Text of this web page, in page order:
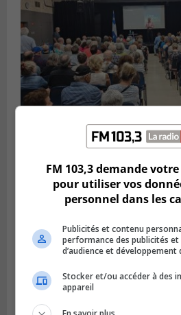
VIEUX-LONGUEUIL
Publié le 3 août 2026 à 14h47
Le Livre bleu rassemble
Longueuil
FM 103,3 demande
pour utiliser vos
personnel dans les
Publicités et contenu
performance des publicités
d’audience et développement
Stocker et/ou accéder à des
appareil